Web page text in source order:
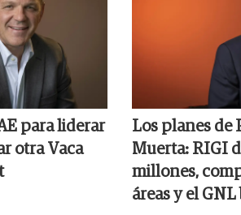
para liderar
otra Vaca
Los planes de
Muerta: RIGI
millones,
áreas y el